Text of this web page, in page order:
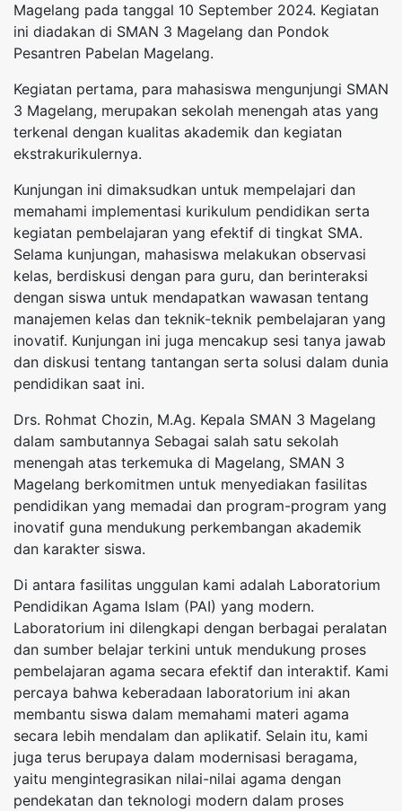
Magelang pada tanggal 10 September 2024. Kegiatan
ini diadakan di SMAN 3 Magelang dan Pondok
Pesantren Pabelan Magelang.
Kegiatan pertama, para mahasiswa mengunjungi SMAN
3 Magelang, merupakan sekolah menengah atas yang
terkenal dengan kualitas akademik dan kegiatan
ekstrakurikulernya.
Kunjungan ini dimaksudkan untuk mempelajari dan
memahami implementasi kurikulum pendidikan serta
kegiatan pembelajaran yang efektif di tingkat SMA.
Selama kunjungan, mahasiswa melakukan observasi
kelas, berdiskusi dengan para guru, dan berinteraksi
dengan siswa untuk mendapatkan wawasan tentang
manajemen kelas dan teknik-teknik pembelajaran yang
inovatif. Kunjungan ini juga mencakup sesi tanya jawab
dan diskusi tentang tantangan serta solusi dalam dunia
pendidikan saat ini.
Drs. Rohmat Chozin, M.Ag. Kepala SMAN 3 Magelang
dalam sambutannya Sebagai salah satu sekolah
menengah atas terkemuka di Magelang, SMAN 3
Magelang berkomitmen untuk menyediakan fasilitas
pendidikan yang memadai dan program-program yang
inovatif guna mendukung perkembangan akademik
dan karakter siswa.
Di antara fasilitas unggulan kami adalah Laboratorium
Pendidikan Agama Islam (PAI) yang modern.
Laboratorium ini dilengkapi dengan berbagai peralatan
dan sumber belajar terkini untuk mendukung proses
pembelajaran agama secara efektif dan interaktif. Kami
percaya bahwa keberadaan laboratorium ini akan
membantu siswa dalam memahami materi agama
secara lebih mendalam dan aplikatif. Selain itu, kami
juga terus berupaya dalam modernisasi beragama,
yaitu mengintegrasikan nilai-nilai agama dengan
pendekatan dan teknologi modern dalam proses